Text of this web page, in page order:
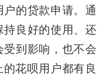
的贷款申请。通
良好的使用、还
到影响，也不会
的花呗用户都有良